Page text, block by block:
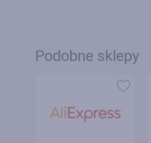
Podobne sklepy